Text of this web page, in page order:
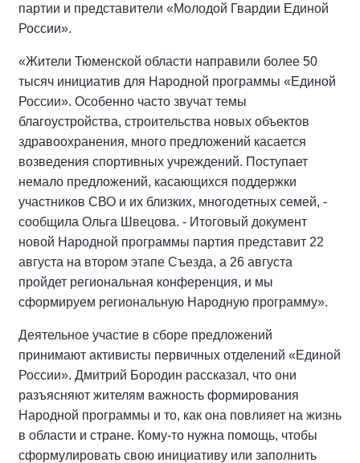
партии и представители «Молодой Гвардии Единой
России».
«Жители Тюменской области направили более 50
тысяч инициатив для Народной программы «Единой
России». Особенно часто звучат темы
благоустройства, строительства новых объектов
здравоохранения, много предложений касается
возведения спортивных учреждений. Поступает
немало предложений, касающихся поддержки
участников СВО и их близких, многодетных семей, -
сообщила Ольга Швецова. - Итоговый документ
новой Народной программы партия представит 22
августа на втором этапе Съезда, а 26 августа
пройдет региональная конференция, и мы
сформируем региональную Народную программу».
Деятельное участие в сборе предложений
принимают активисты первичных отделений «Единой
России». Дмитрий Бородин рассказал, что они
разъясняют жителям важность формирования
Народной программы и то, как она повлияет на жизнь
в области и стране. Кому-то нужна помощь, чтобы
сформулировать свою инициативу или заполнить